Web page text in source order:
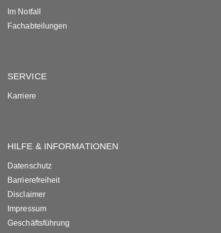
Im Notfall
Fachabteilungen
SERVICE
Karriere
HILFE & INFORMATIONEN
Datenschutz
Barrierefreiheit
Disclaimer
Impressum
Geschäftsführung